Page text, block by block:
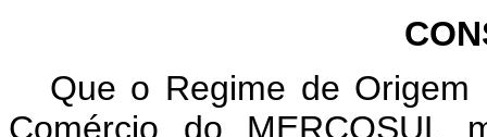
Que o Regime de Origem
Comércio do MERCOSUL